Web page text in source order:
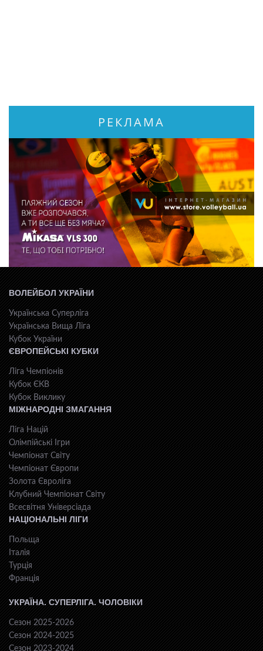
РЕКЛАМА
ВОЛЕЙБОЛ УКРАЇНИ
Українська Суперліга
Українська Вища Ліга
Кубок України
ЄВРОПЕЙСЬКІ КУБКИ
Ліга Чемпіонів
Кубок ЄКВ
Кубок Виклику
МІЖНАРОДНІ ЗМАГАННЯ
Ліга Націй
Олімпійські Ігри
Чемпіонат Світу
Чемпіонат Європи
Золота Євроліга
Клубний Чемпіонат Світу
Всесвiтня Унiверсiaда
НАЦІОНАЛЬНІ ЛІГИ
Польща
Італія
Турція
Франція
УКРАЇНА. СУПЕРЛІГА. ЧОЛОВІКИ
Сезон 2025-2026
Сезон 2024-2025
Сезон 2023-2024